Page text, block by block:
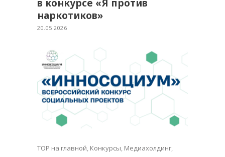
в конкурсе «Я против
наркотиков»
20.05.2026
TOP на главной, Конкурсы, Медиахолдинг,